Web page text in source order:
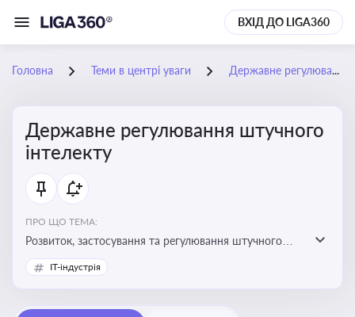
ВХІД ДО LIGA360
Головна Теми в центрі уваги Державне регулювання штучного інтелекту
Державне регулювання штучного
інтелекту
ПРО ЩО ТЕМА:
Розвиток, застосування та регулювання штучного
інтелекту в різних сферах — від управління бізнесом
до державного сектора
IT-індустрія